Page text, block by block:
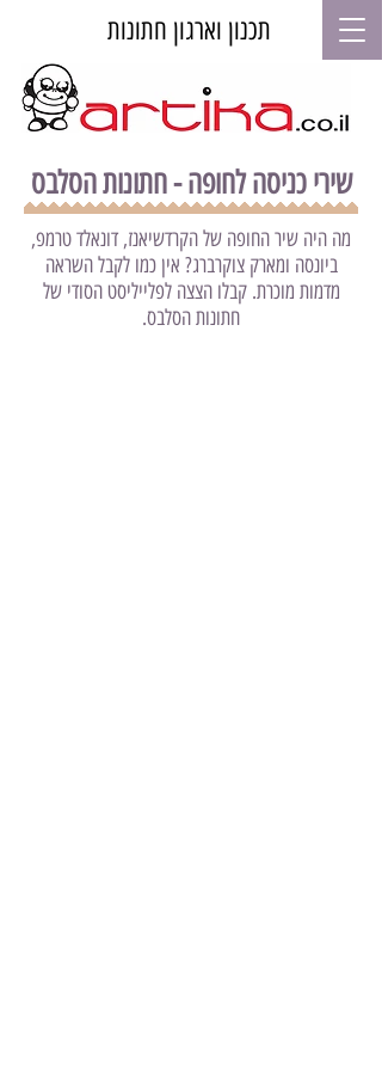
תכנון וארגון חתונות
שירי כניסה לחופה - חתונות הסלבס
מה היה שיר החופה של הקרדשיאנז, דונאלד טרמפ,
ביונסה ומארק צוקרברג? אין כמו לקבל השראה
מדמות מוכרת. קבלו הצצה לפלייליסט הסודי של
חתונות הסלבס.